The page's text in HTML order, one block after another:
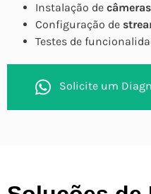
Instalação de
Configuração de
Testes de
Solicite um